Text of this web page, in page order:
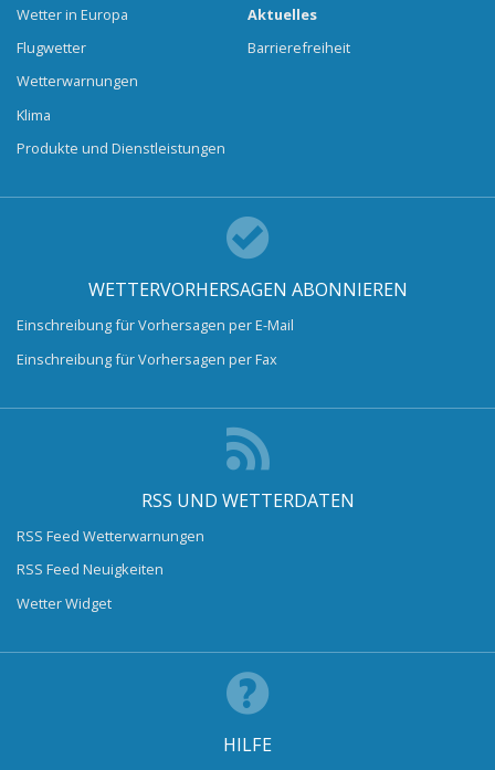
Wetter in Europa
Flugwetter
Wetterwarnungen
Klima
Produkte und Dienstleistungen
Aktuelles
Barrierefreiheit
WETTERVORHERSAGEN ABONNIEREN
Einschreibung für Vorhersagen per E-Mail
Einschreibung für Vorhersagen per Fax
RSS UND WETTERDATEN
RSS Feed Wetterwarnungen
RSS Feed Neuigkeiten
Wetter Widget
HILFE